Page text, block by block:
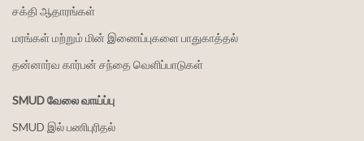
சக்தி ஆதாரங்கள்
மரங்கள் மற்றும் மின் இணைப்புகளை பாதுகாத்தல்
தன்னார்வ கார்பன் சந்தை வெளிப்பாடுகள்
SMUD வேலை வாய்ப்பு
SMUD இல் பணிபுரிதல்